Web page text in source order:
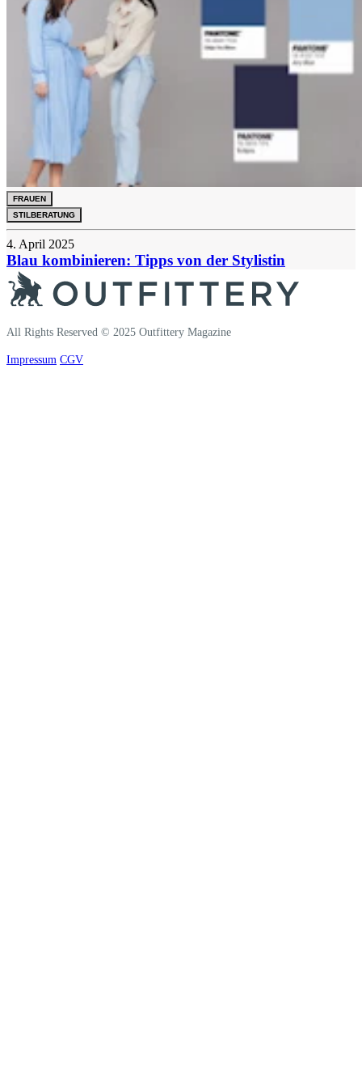
FRAUEN
STILBERATUNG
4. April 2025
Blau kombinieren: Tipps von der Stylistin
All Rights Reserved © 2025 Outfittery Magazine
Impressum CGV